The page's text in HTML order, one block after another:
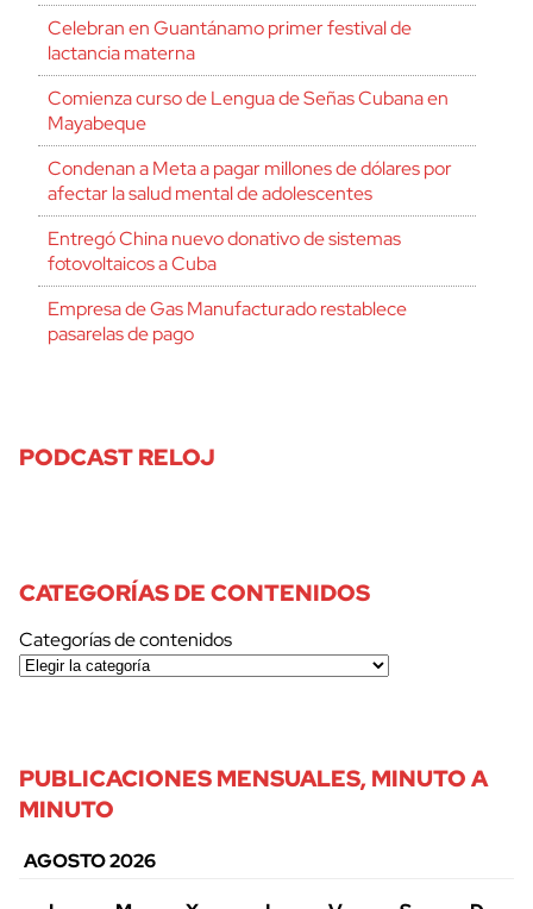
Celebran en Guantánamo primer festival de
lactancia materna
Comienza curso de Lengua de Señas Cubana en
Mayabeque
Condenan a Meta a pagar millones de dólares por
afectar la salud mental de adolescentes
Entregó China nuevo donativo de sistemas
fotovoltaicos a Cuba
Empresa de Gas Manufacturado restablece
pasarelas de pago
PODCAST RELOJ
CATEGORÍAS DE CONTENIDOS
Categorías de contenidos
PUBLICACIONES MENSUALES, MINUTO A
MINUTO
AGOSTO 2026